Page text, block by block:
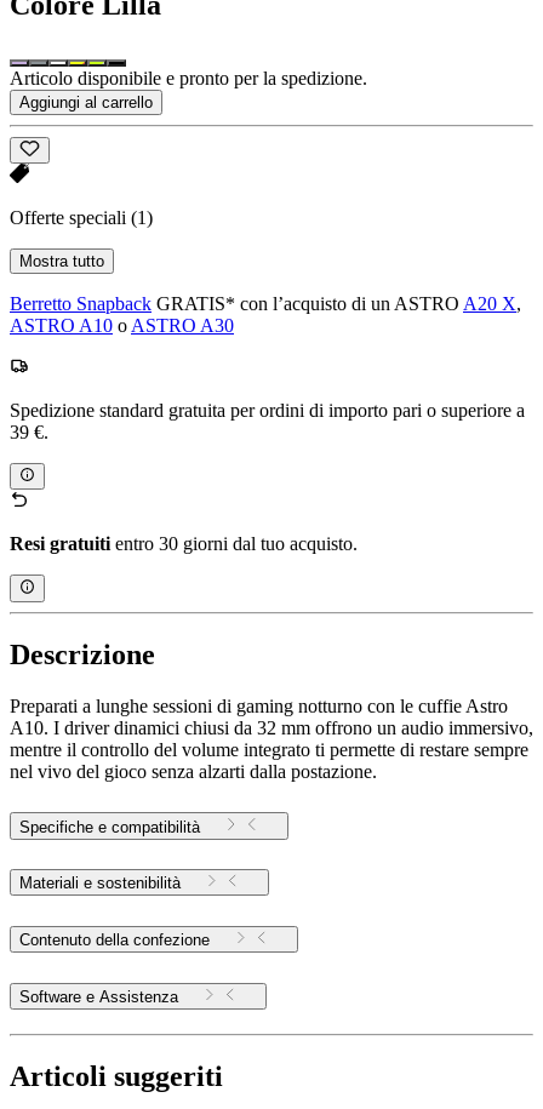
Articolo disponibile e pronto per la spedizione.
Aggiungi al carrello
Offerte speciali (1)
Mostra tutto
Berretto Snapback GRATIS* con l’acquisto di un ASTRO A20 X,
ASTRO A10 o ASTRO A30
Spedizione standard gratuita per ordini di importo pari o superiore a
39 €.
Resi gratuitientro 30 giorni dal tuo acquisto.
Descrizione
Preparati a lunghe sessioni di gaming notturno con le cuffie Astro
A10. I driver dinamici chiusi da 32 mm offrono un audio immersivo,
mentre il controllo del volume integrato ti permette di restare sempre
nel vivo del gioco senza alzarti dalla postazione.
Specifiche e compatibilità
Materiali e sostenibilità
Contenuto della confezione
Software e Assistenza
Articoli suggeriti